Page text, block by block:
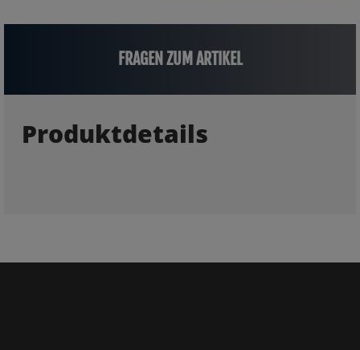
FRAGEN ZUM ARTIKEL
Produktdetails